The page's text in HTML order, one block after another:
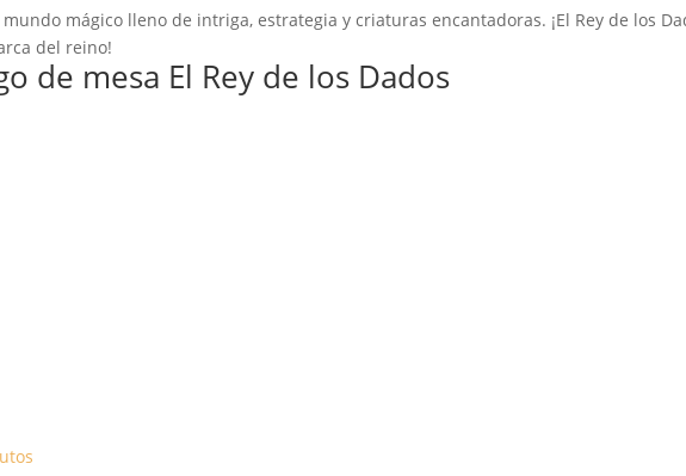
mágico lleno de intriga, estrategia y criaturas encantadoras. ¡El Rey de los
del reino!
de mesa El Rey de los Dados